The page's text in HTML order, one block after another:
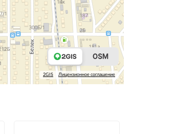
2GIS Лицензионное соглашение